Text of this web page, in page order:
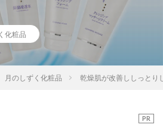
化粧品
月のしずく化粧品 乾燥肌が改善ししっとり
PR